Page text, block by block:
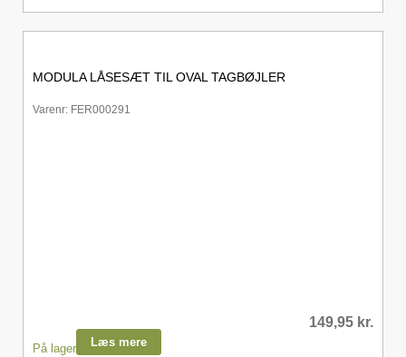
MODULA LÅSESÆT TIL OVAL TAGBØJLER
Varenr: FER000291
149,95 kr.
På lager Læs mere